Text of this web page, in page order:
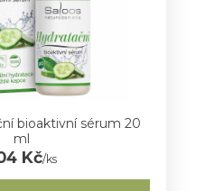
bioaktivní sérum 20
ml
Kč/ks